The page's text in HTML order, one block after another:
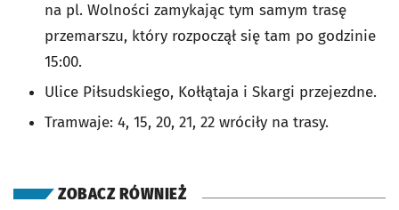
na pl. Wolności zamykając tym samym trasę
przemarszu, który rozpoczął się tam po godzinie
15:00.
Ulice Piłsudskiego, Kołłątaja i Skargi przejezdne.
Tramwaje: 4, 15, 20, 21, 22 wróciły na trasy.
ZOBACZ RÓWNIEŻ